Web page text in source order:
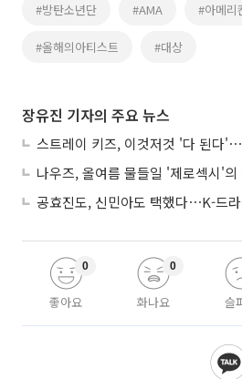
#방탄소년단 #AMA #아메리
#올해의아티스트 #대상
장유진 기자의 주요 뉴스
좋아요
0
화나요
0
슬